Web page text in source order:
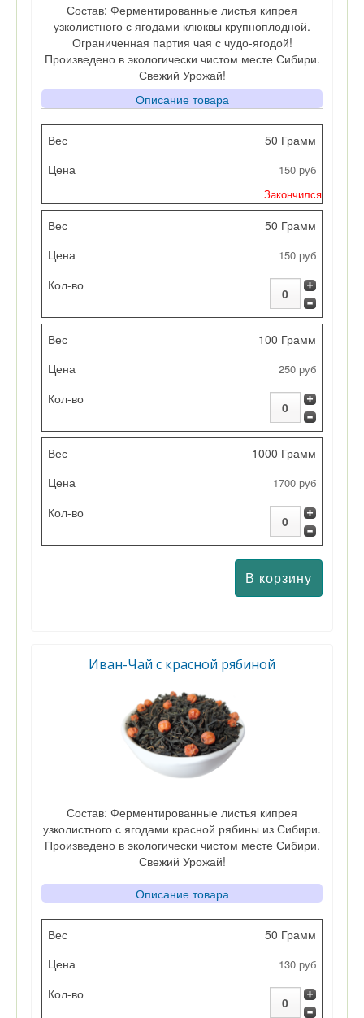
Состав: Ферментированные листья кипрея
узколистного с ягодами клюквы крупноплодной.
Ограниченная партия чая с чудо-ягодой!
Произведено в экологически чистом месте Сибири.
Свежий Урожай!
Описание товара
Вес
Цена
Кол-во
50 Грамм
150 руб
Закончился
50 Грамм
150 руб
100 Грамм
250 руб
1000 Грамм
1700 руб
Иван-Чай с красной рябиной
Состав: Ферментированные листья кипрея
узколистного с ягодами красной рябины из Сибири.
Произведено в экологически чистом месте Сибири.
Свежий Урожай!
Описание товара
Вес
Цена
Кол-во
50 Грамм
130 руб